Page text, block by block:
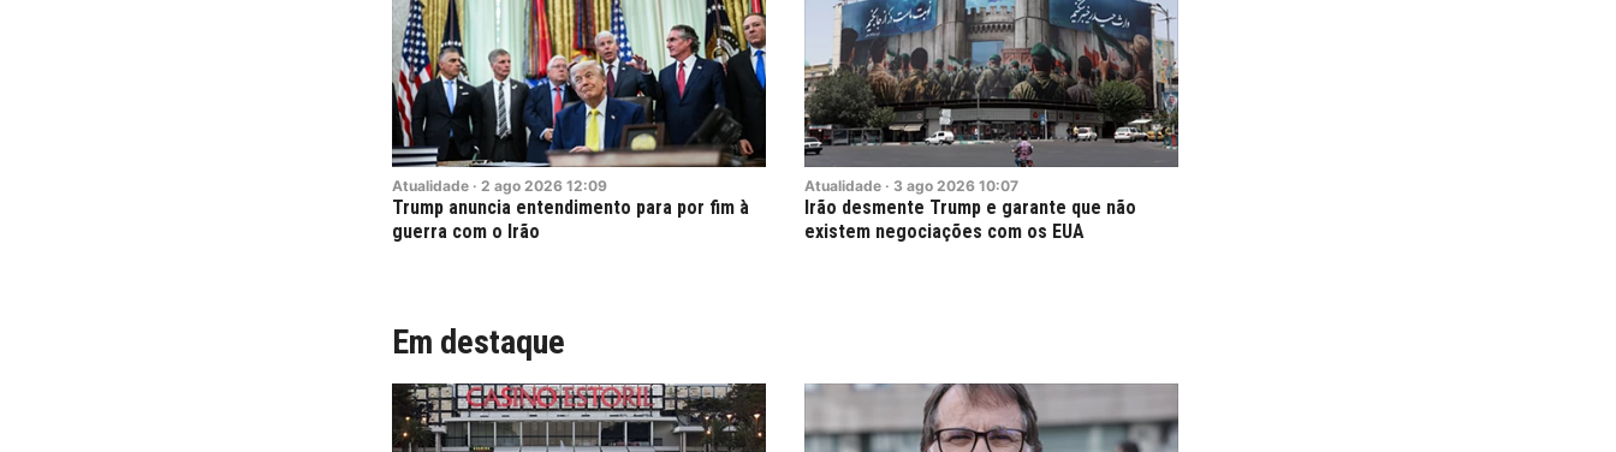
Atualidade · 2 ago 2026 12:09
Trump anuncia entendimento para por fim à
guerra com o Irão
Atualidade · 3 ago 2026 10:07
Irão desmente Trump e garante que não
existem negociações com os EUA
Em destaque